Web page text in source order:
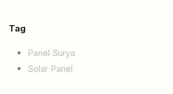
Tag
Panel Surya
Solar Panel